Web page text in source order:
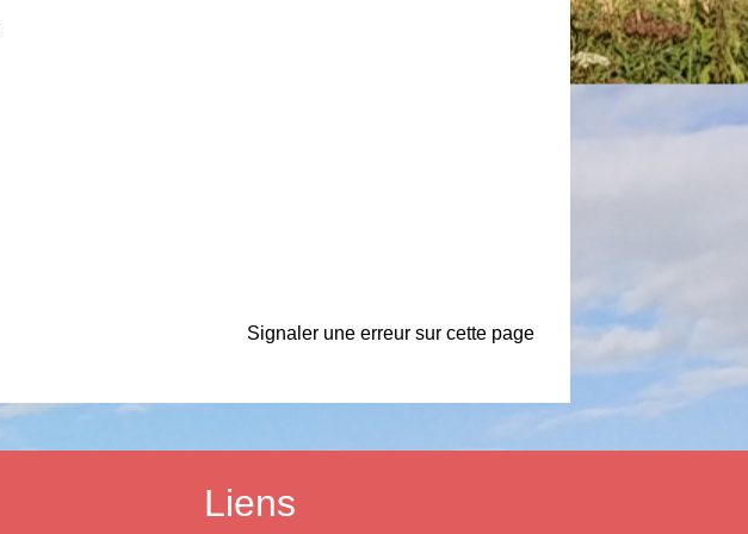
Signaler une erreur sur cette page
Liens